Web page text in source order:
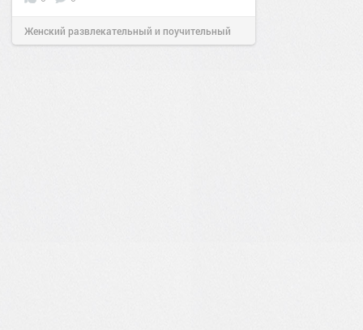
Женский развлекательный и поучительный